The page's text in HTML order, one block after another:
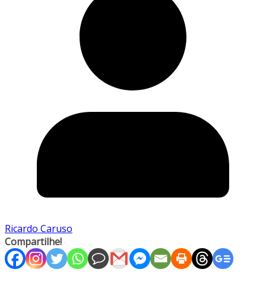
Ricardo Caruso
Compartilhe!